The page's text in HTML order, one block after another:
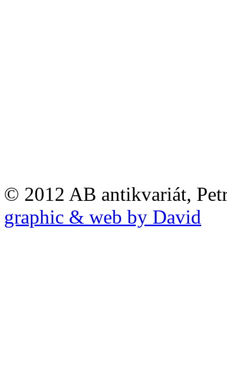
© 2012 AB antikvariát,
graphic & web by David